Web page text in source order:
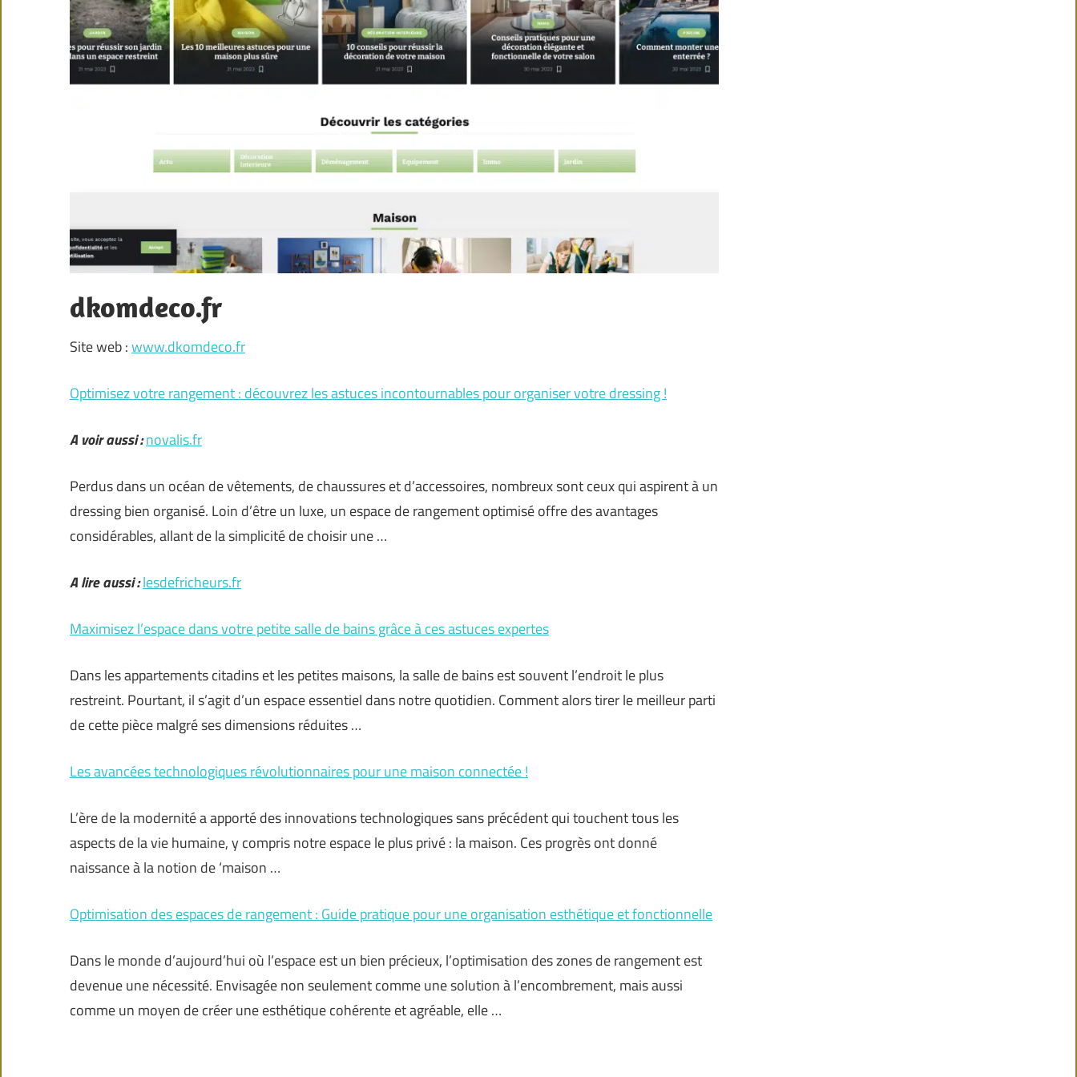
dkomdeco.fr
Site web :www.dkomdeco.fr
Optimisez votre rangement : découvrez les astuces incontournables pour organiser votre dressing !
A voir aussi :novalis.fr
Perdus dans un océan de vêtements, de chaussures et d’accessoires, nombreux sont ceux qui aspirent à un
dressing bien organisé. Loin d’être un luxe, un espace de rangement optimisé offre des avantages
considérables, allant de la simplicité de choisir une …
A lire aussi :lesdefricheurs.fr
Maximisez l’espace dans votre petite salle de bains grâce à ces astuces expertes
Dans les appartements citadins et les petites maisons, la salle de bains est souvent l’endroit le plus
restreint. Pourtant, il s’agit d’un espace essentiel dans notre quotidien. Comment alors tirer le meilleur parti
de cette pièce malgré ses dimensions réduites …
Les avancées technologiques révolutionnaires pour une maison connectée !
L’ère de la modernité a apporté des innovations technologiques sans précédent qui touchent tous les
aspects de la vie humaine, y compris notre espace le plus privé : la maison. Ces progrès ont donné
naissance à la notion de ‘maison …
Optimisation des espaces de rangement : Guide pratique pour une organisation esthétique et fonctionnelle
Dans le monde d’aujourd’hui où l’espace est un bien précieux, l’optimisation des zones de rangement est
devenue une nécessité. Envisagée non seulement comme une solution à l’encombrement, mais aussi
comme un moyen de créer une esthétique cohérente et agréable, elle …